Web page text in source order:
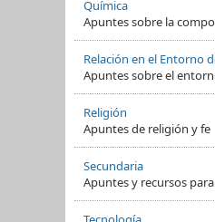
Química
Apuntes sobre la
Relación en el Entorno
Apuntes sobre el
Religión
Apuntes de religión y fe
Secundaria
Apuntes y recursos